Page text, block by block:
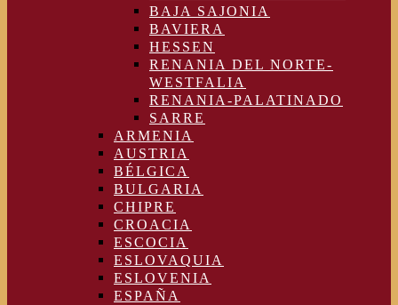
BAJA SAJONIA
BAVIERA
HESSEN
RENANIA DEL NORTE-
WESTFALIA
RENANIA-PALATINADO
SARRE
ARMENIA
AUSTRIA
BÉLGICA
BULGARIA
CHIPRE
CROACIA
ESCOCIA
ESLOVAQUIA
ESLOVENIA
ESPAÑA